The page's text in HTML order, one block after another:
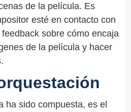
de la película. Es
esté en contacto con
sobre cómo encaja
de la película y hacer
ha sido compuesta, es el